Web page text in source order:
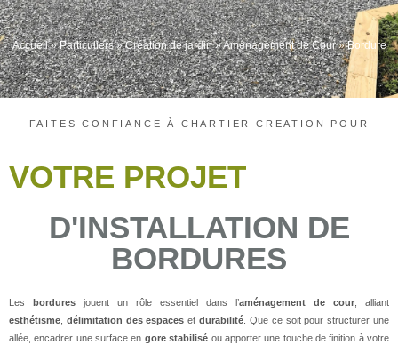
Accueil»Particuliers»Création de jardin»Aménagement de Cour»Bordure
FAITES CONFIANCE À CHARTIER CREATION POUR
VOTRE PROJET
D'INSTALLATION DE
BORDURES
Les bordures jouent un rôle essentiel dans l’aménagement de cour , alliant
esthétisme délimitation des espaces etdurabilité . Que ce soit pour structurer une
allée, encadrer une surface en gore stabilisé ou apporter une touche de finition à votre